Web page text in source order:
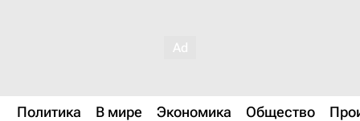
Политика В мире Экономика Общество